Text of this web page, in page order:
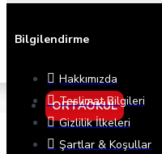
ORTAOKUL
Bilgilendirme
Hakkımızda
Teslimat Bilgileri
Gizlilik İlkeleri
Şartlar & Koşullar